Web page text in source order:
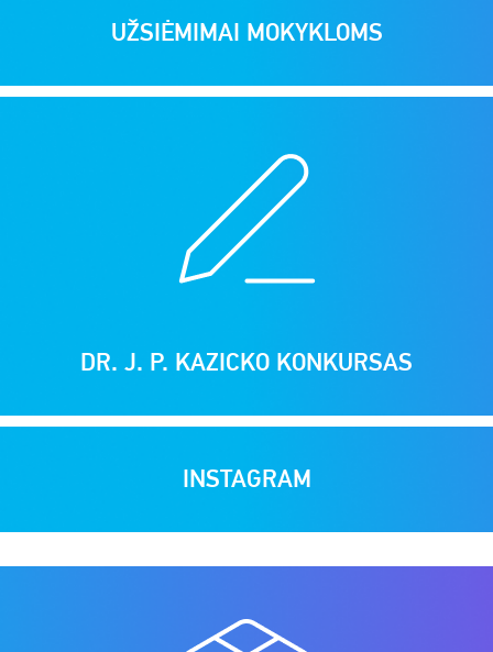
UŽSIĖMIMAI MOKYKLOMS
DR. J. P. KAZICKO KONKURSAS
INSTAGRAM